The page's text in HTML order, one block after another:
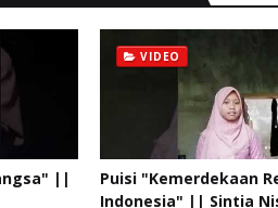
||
VIDEO
Puisi "Kemerdekaan
Indonesia" || Sintia